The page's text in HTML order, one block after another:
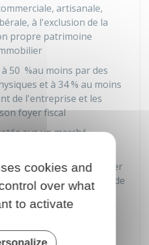
artisanale,
à l'exclusion de la
propre patrimoine
50 %au moins par des
et à 34 % au moins
de l'entreprise et les
foyer fiscal
sur un marché
de 50 salariés et réaliser
annuel ou un total de
à
de SARL
cookies and
over what
to activate